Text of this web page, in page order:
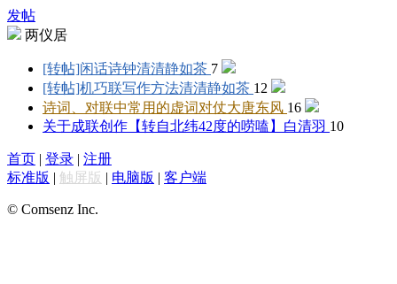
发帖
两仪居
[转帖]闲话诗钟清清静如茶 7
[转帖]机巧联写作方法清清静如茶 12
诗词、对联中常用的虚词对仗大唐东风 16
关于成联创作【转自北纬42度的唠嗑】 白清羽 10
首页 | 登录 | 注册
标准版 | 触屏版 | 电脑版 | 客户端
© Comsenz Inc.